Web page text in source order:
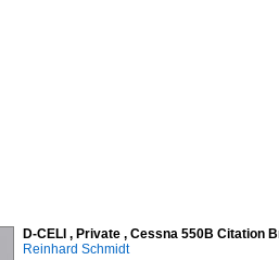
D-CELI , Private , Cessna 550B Citation
Reinhard Schmidt